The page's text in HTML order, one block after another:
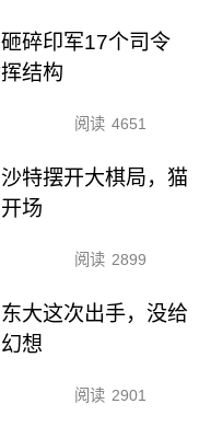
碎印军17个司令
结构
阅读 4651
特摆开大棋局，猫
场
阅读 2899
大这次出手，没给
想
阅读 2901